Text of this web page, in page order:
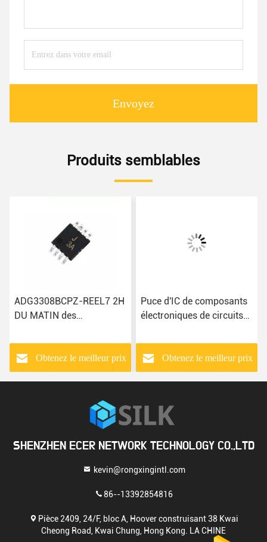
Envoyez
Produits semblables
ADG3308BCPZ-REEL7 2H
DU MATIN des
ADA4084- - puce de R7
AD7810YR
ADUM4400CRIZ IC
Obtenez le meilleur prix
Puce d'IC ​​de composants
électroniques de circuits
TPS659114A2NMAR
MultichipObtenez le meilleur prix
SHENZHEN ECER NETWORK TECHNOLOGY CO.,LTD
kevin@rongxingintl.com
86--13392854816
Pièce 2409, 24/F, bloc A, Hoover construisant 38 Kwai
Cheong Road, Kwai Chung, Hong Kong. LA CHINE